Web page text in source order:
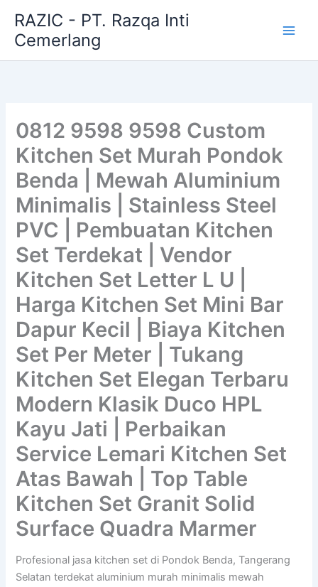
content
RAZIC - PT. Razqa Inti
Cemerlang
0812 9598 9598 Custom
Kitchen Set Murah Pondok
Benda | Mewah Aluminium
Minimalis | Stainless Steel
PVC | Pembuatan Kitchen
Set Terdekat | Vendor
Kitchen Set Letter L U |
Harga Kitchen Set Mini Bar
Dapur Kecil | Biaya Kitchen
Set Per Meter | Tukang
Kitchen Set Elegan Terbaru
Modern Klasik Duco HPL
Kayu Jati | Perbaikan
Service Lemari Kitchen Set
Atas Bawah | Top Table
Kitchen Set Granit Solid
Surface Quadra Marmer
Profesional jasa kitchen set di Pondok Benda, Tangerang
Selatan terdekat aluminium murah minimalis mewah